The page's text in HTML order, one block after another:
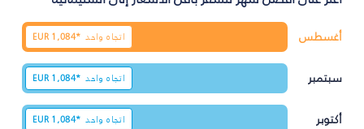
أغسطس اتجاه واحد EUR 1,084*
سبتمبر اتجاه واحد EUR 1,084*
أكتوبر اتجاه واحد EUR 1,084*